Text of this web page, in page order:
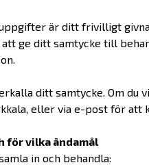
är ditt frivilligt
ge ditt samtycke till
ditt samtycke. Om
eller via e-post för att
för vilka ändamål
in och behandla: